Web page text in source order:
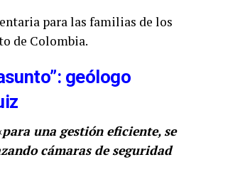
para las familias de los
de Colombia.
geólogo
para una gestión eficiente, se
cámaras de seguridad